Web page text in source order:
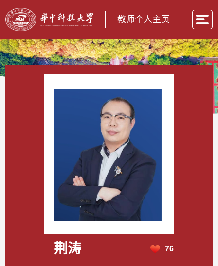
教师个人主页
荆涛 76